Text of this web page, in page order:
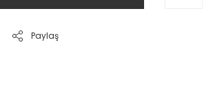
Paylaş